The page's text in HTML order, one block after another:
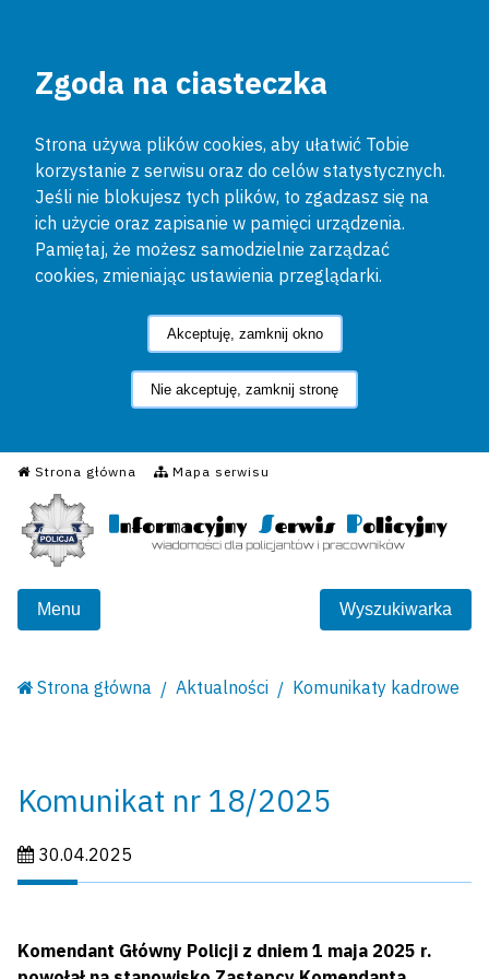
Zgoda na ciasteczka
Strona używa plików cookies, aby ułatwić Tobie
korzystanie z serwisu oraz do celów statystycznych.
Jeśli nie blokujesz tych plików, to zgadzasz się na
ich użycie oraz zapisanie w pamięci urządzenia.
Pamiętaj, że możesz samodzielnie zarządzać
cookies, zmieniając ustawienia przeglądarki.
Akceptuję, zamknij okno
Nie akceptuję, zamknij stronę
Strona główna Mapa serwisu
Informacyjny Serwis
Menu Wyszukiwarka
Strona główna Aktualności Komunikaty kadrowe
Komunikat nr 18/2025
Data publikacji:
30.04.2025
Komendant Główny Policji z dniem 1 maja 2025 r.